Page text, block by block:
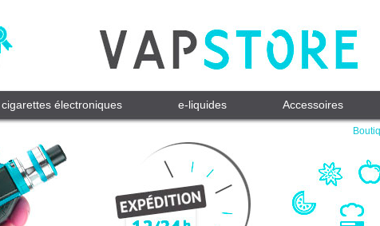
électroniques e-liquides Accessoires